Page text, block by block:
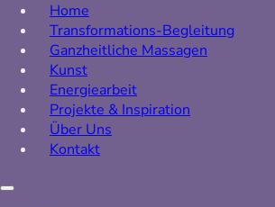
Home
Transformations-Begleitung
Ganzheitliche Massagen
Kunst
Energiearbeit
Projekte & Inspiration
Über Uns
Kontakt